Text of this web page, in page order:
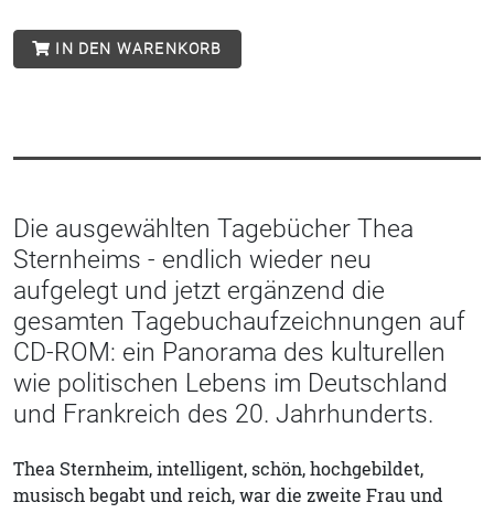
IN DEN WARENKORB
Die ausgewählten Tagebücher Thea
Sternheims - endlich wieder neu
aufgelegt und jetzt ergänzend die
gesamten Tagebuchaufzeichnungen auf
CD-ROM: ein Panorama des kulturellen
wie politischen Lebens im Deutschland
und Frankreich des 20. Jahrhunderts.
Thea Sternheim, intelligent, schön, hochgebildet,
musisch begabt und reich, war die zweite Frau und